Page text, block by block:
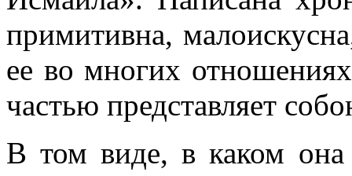
примитивна,
ее во многих
частью представляет
В том виде, в каком она